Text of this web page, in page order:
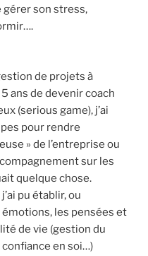
gérer son stress,
de projets à
ans de devenir coach
(serious game), j’ai
pour rendre
» de l’entreprise ou
sur les
quelque chose.
pu établir, ou
les pensées et
de vie (gestion du
en soi…)